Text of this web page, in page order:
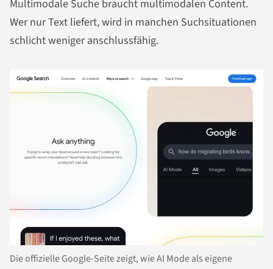
Multimodale Suche braucht multimodalen Content.
Wer nur Text liefert, wird in manchen Suchsituationen
schlicht weniger anschlussfähig.
Die offizielle Google-Seite zeigt, wie AI Mode als eigene